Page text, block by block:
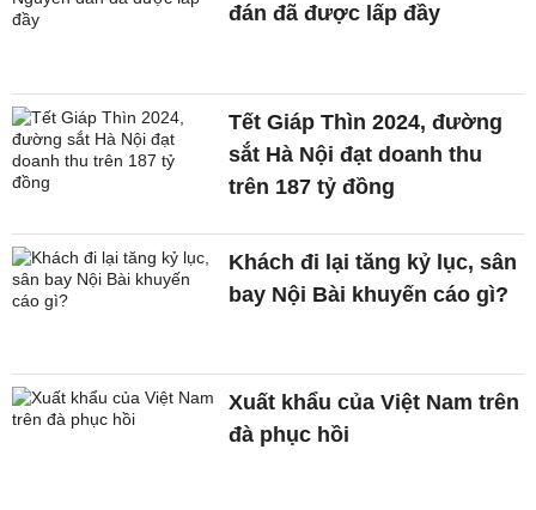
đán đã được lấp đầy
Tết Giáp Thìn 2024, đường
sắt Hà Nội đạt doanh thu
trên 187 tỷ đồng
Khách đi lại tăng kỷ lục, sân
bay Nội Bài khuyến cáo gì?
Xuất khẩu của Việt Nam trên
đà phục hồi